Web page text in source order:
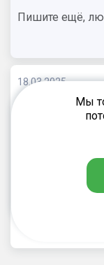
Пишите ещё,
18.03.2025
Как
русскому
Приглашаем
средней
Егоровой,
Расскажем о
Мы